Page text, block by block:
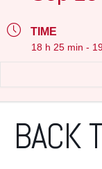
TIME
18 h 25 min -
BACK